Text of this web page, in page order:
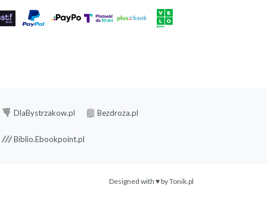
DlaBystrzakow.pl Bezdroza.pl
Biblio.Ebookpoint.pl
Designed with ♥ byTonik.pl